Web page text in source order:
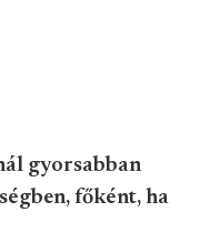
gyorsabban
főként, ha